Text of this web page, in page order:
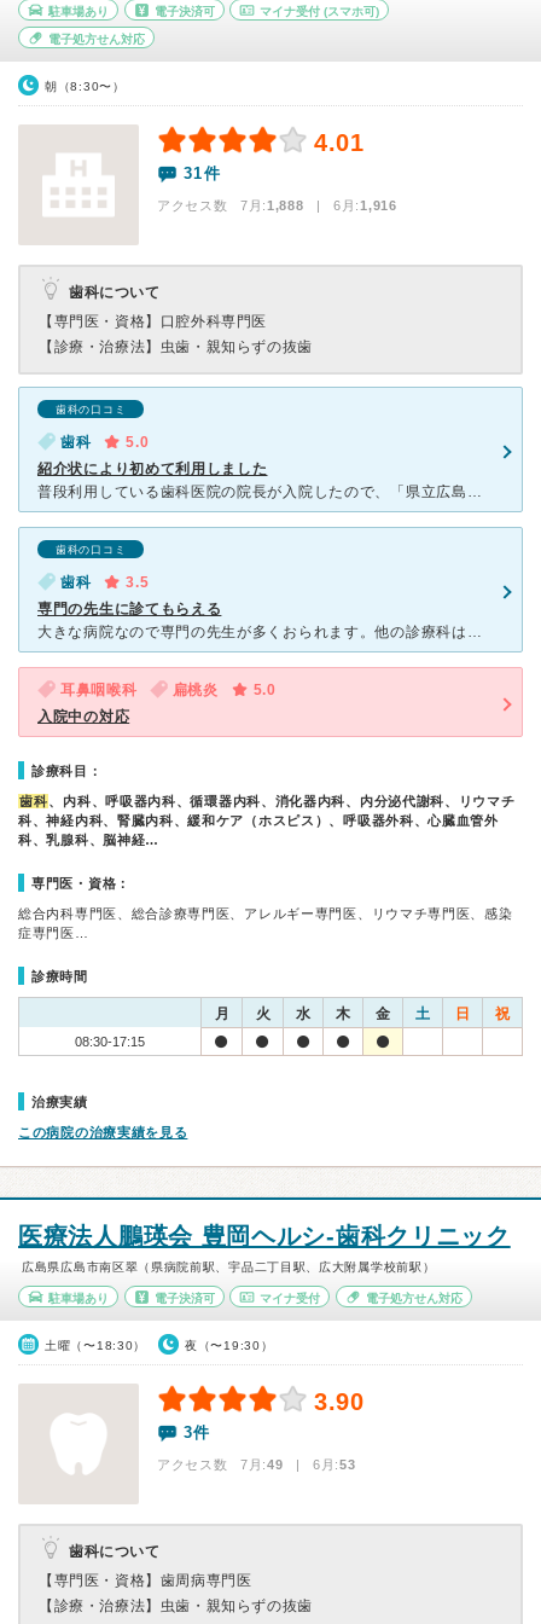
駐車場あり 電子決済可 マイナ受付 (スマホ可)
電子処方せん対応
朝（8:30〜）
4.01
31件
アクセス数 7月:1,888 | 6月:1,916
歯科について
【専門医・資格】 口腔外科専門医
【診療・治療法】 虫歯・親知らずの抜歯
歯科の口コミ
歯科
5.0
紹介状により初めて利用しました
普段利用している歯科医院の院長が入院したので、「県立広島病院」宛の紹介状を作成してもらい、初めて利用しました。 初診のため予約出来ず、患者も多かったので待ち時間は約1時間でした。 今回は「親知
歯科の口コミ
歯科
3.5
専門の先生に診てもらえる
大きな病院なので専門の先生が多くおられます。他の診療科はわかりませんが歯科の待ち時間はそんなに長くなくて通院しやすかったです。受付の方の対応もよく問題なし。若い先生からベテランの先生がおりますが、若い
耳鼻咽喉科 扁桃炎
5.0
入院中の対応
診療科目：
歯科、内科、呼吸器内科、循環器内科、消化器内科、内分泌代謝科、リウマチ
科、神経内科、腎臓内科、緩和ケア（ホスピス）、呼吸器外科、心臓血管外
科、乳腺科、脳神経…
専門医・資格：
総合内科専門医、総合診療専門医、アレルギー専門医、リウマチ専門医、感染
症専門医…
診療時間
月 火 水 木 金 土 日 祝
08:30-17:15
治療実績
この病院の治療実績を見る
医療法人鵬瑛会 豊岡ヘルシ-歯科クリニック
広島県広島市南区翠（県病院前駅、宇品二丁目駅、広大附属学校前駅）
駐車場あり 電子決済可 マイナ受付 電子処方せん対応
土曜（〜18:30） 夜（〜19:30）
3.90
3件
アクセス数 7月:49 | 6月:53
歯科について
【専門医・資格】 歯周病専門医
【診療・治療法】 虫歯・親知らずの抜歯